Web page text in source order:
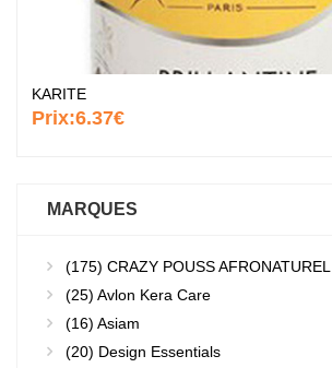
KARITE
Prix:6.37€
MARQUES
(175) CRAZY POUSS AFRONATUREL
(25) Avlon Kera Care
(16) Asiam
(20) Design Essentials